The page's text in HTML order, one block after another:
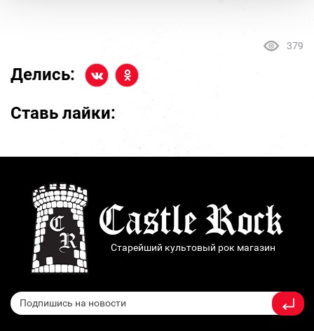
379
Делись:
Ставь лайки:
Старейший культовый рок магазин